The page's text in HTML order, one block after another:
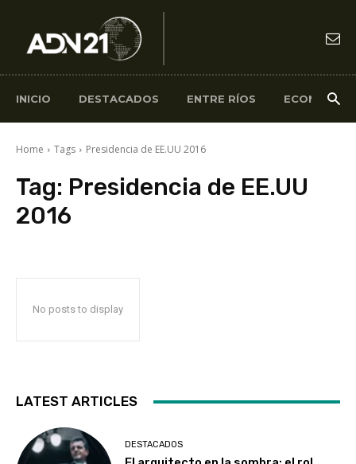
INICIO DESTACADOS ENTRE RÍOS ECONOMÍA
Home Tags Presidencia de EE.UU 2016
Tag: Presidencia de EE.UU
2016
No posts to display
LATEST ARTICLES
DESTACADOS